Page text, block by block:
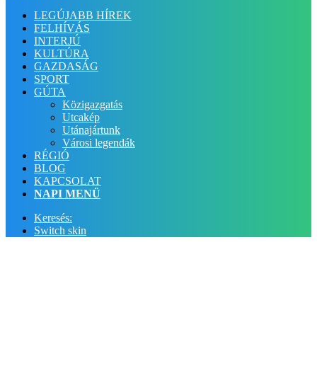
LEGÚJABB HÍREK
FELHÍVÁS
INTERJÚ
KULTÚRA
GAZDASÁG
SPORT
GÚTA
Közigazgatás
Utcakép
Utánajártunk
Városi legendák
RÉGIÓ
BLOG
KAPCSOLAT
NAPI MENÜ
Keresés:
Switch skin